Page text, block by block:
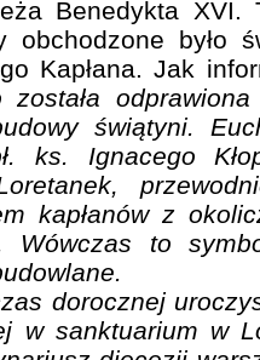
Benedykta
było
Kapłana. Jak
świątyni.
ks. Ignacego
kapłanów z
Wówczas to
dorocznej
w sanktuarium w